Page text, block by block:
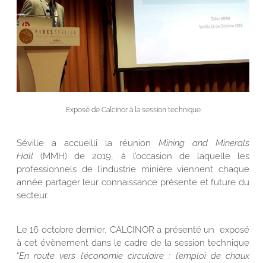
Exposé de Calcinor à la session technique
Séville a accueilli la réunionMining and Minerals
Hall(MMH) de 2019, à l’occasion de laquelle les
professionnels de l’industrie minière viennent chaque
année partager leur connaissance présente et future du
secteur.
Le 16 octobre dernier, CALCINOR a présenté un exposé
à cet évènement dans le cadre de la session technique
“En route vers l’économie circulaire : l’emploi de chaux